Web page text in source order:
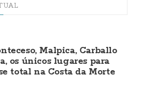
Malpica, Carballo
os únicos lugares para
total na Costa da Morte